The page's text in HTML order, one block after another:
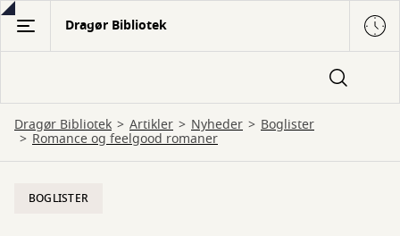
Gå
hovedindhold
Dragør Bibliotek
Dragør Bibliotek Artikler Nyheder Boglister
Romance og feelgood romaner
BOGLISTER